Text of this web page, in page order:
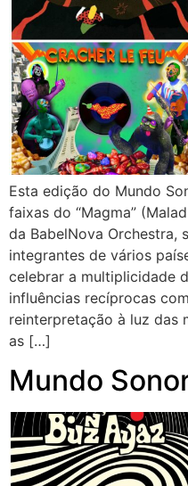
Esta edição do Mundo
faixas do “Magma”
da BabelNova Orchestra,
integrantes de vários
celebrar a multiplicidade
influências recíprocas
reinterpretação à luz das
as […]
Mundo